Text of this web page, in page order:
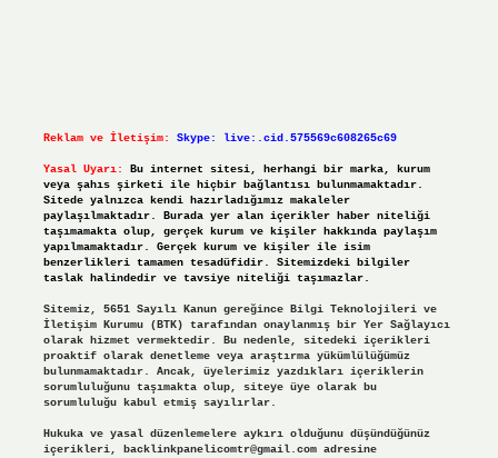
Reklam ve İletişim: Skype: live:.cid.575569c608265c69
Yasal Uyarı:
Bu internet sitesi, herhangi bir marka, kurum
veya şahıs şirketi ile hiçbir bağlantısı bulunmamaktadır.
Sitede yalnızca kendi hazırladığımız makaleler
paylaşılmaktadır. Burada yer alan içerikler haber niteliği
taşımamakta olup, gerçek kurum ve kişiler hakkında paylaşım
yapılmamaktadır. Gerçek kurum ve kişiler ile isim
benzerlikleri tamamen tesadüfidir. Sitemizdeki bilgiler
taslak halindedir ve tavsiye niteliği taşımazlar.
Sitemiz, 5651 Sayılı Kanun gereğince Bilgi Teknolojileri ve
İletişim Kurumu (BTK) tarafından onaylanmış bir Yer Sağlayıcı
olarak hizmet vermektedir. Bu nedenle, sitedeki içerikleri
proaktif olarak denetleme veya araştırma yükümlülüğümüz
bulunmamaktadır. Ancak, üyelerimiz yazdıkları içeriklerin
sorumluluğunu taşımakta olup, siteye üye olarak bu
sorumluluğu kabul etmiş sayılırlar.
Hukuka ve yasal düzenlemelere aykırı olduğunu düşündüğünüz
içerikleri, backlinkpanelicomtr@gmail.comadresine